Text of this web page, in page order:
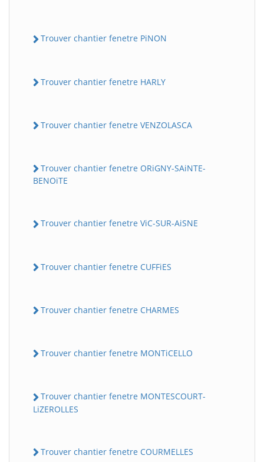
Trouver chantier fenetre PiNON
Trouver chantier fenetre HARLY
Trouver chantier fenetre VENZOLASCA
Trouver chantier fenetre ORiGNY-SAiNTE-
BENOiTE
Trouver chantier fenetre ViC-SUR-AiSNE
Trouver chantier fenetre CUFFiES
Trouver chantier fenetre CHARMES
Trouver chantier fenetre MONTiCELLO
Trouver chantier fenetre MONTESCOURT-
LiZEROLLES
Trouver chantier fenetre COURMELLES